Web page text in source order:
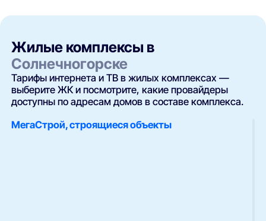
Жилые комплексы в
Солнечногорске
Тарифы интернета и ТВ в жилых комплексах —
выберите ЖК и посмотрите, какие провайдеры
доступны по адресам домов в составе комплекса.
МегаСтрой, строящиеся объекты